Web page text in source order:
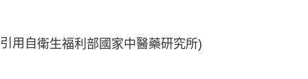
引用自衛生福利部國家中醫藥研究所)